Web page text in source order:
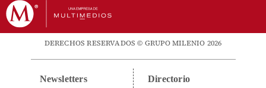
DERECHOS RESERVADOS © GRUPO MILENIO 2026
Newsletters Directorio